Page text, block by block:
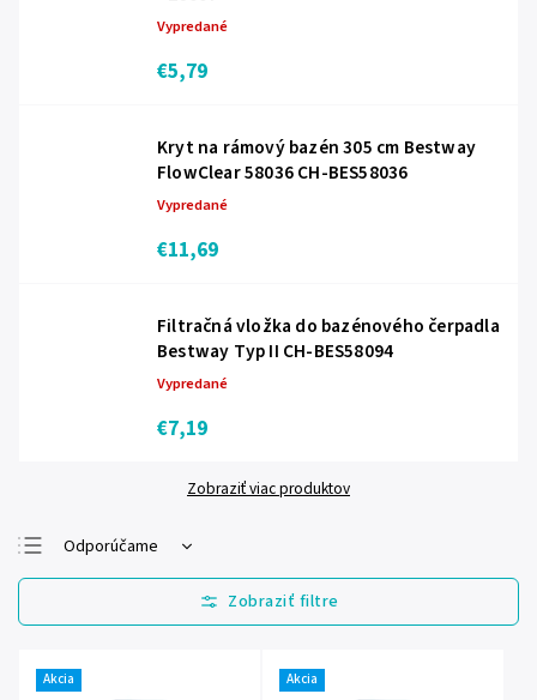
Vypredané
€5,79
Kryt na rámový bazén 305 cm Bestway
FlowClear 58036 CH-BES58036
Vypredané
€11,69
Filtračná vložka do bazénového čerpadla
Bestway Typ II CH-BES58094
Vypredané
€7,19
Zobraziť viac produktov
Odporúčame
Najlacnejšie
Najdrahšie
Akcia Akcia